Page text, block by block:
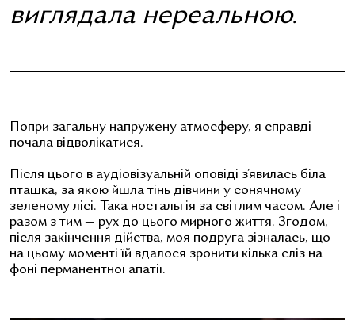
виглядала нереальною.
Попри загальну напружену атмосферу, я справді
почала відволікатися.
Після цього в аудіовізуальній оповіді з’явилась біла
пташка, за якою йшла тінь дівчини у сонячному
зеленому лісі. Така ностальгія за світлим часом. Але і
разом з тим — рух до цього мирного життя. Згодом,
після закінчення дійства, моя подруга зізналась, що
на цьому моменті їй вдалося зронити кілька сліз на
фоні перманентної апатії.